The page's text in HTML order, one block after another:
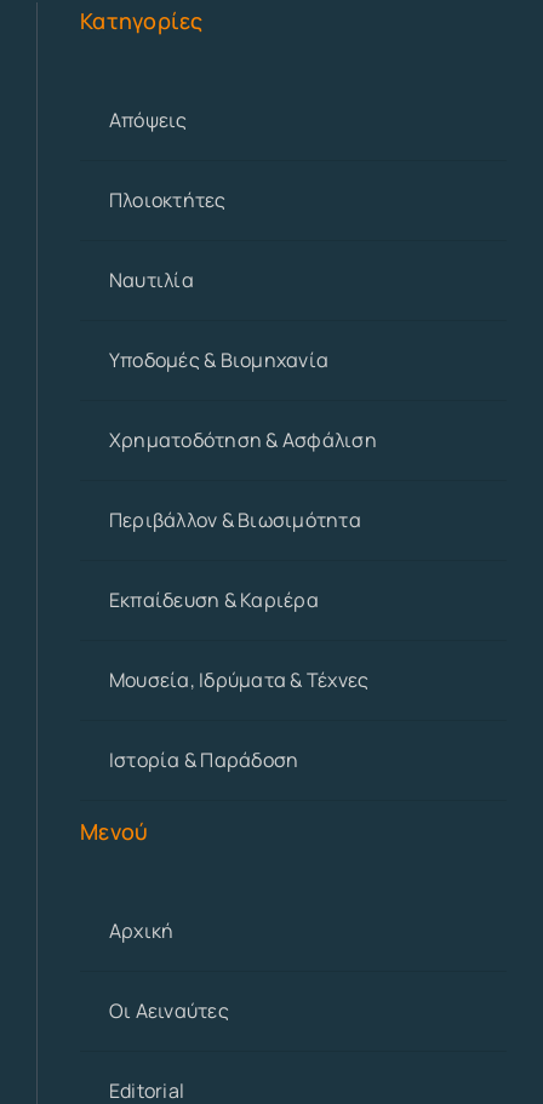
Κατηγορίες
Απόψεις
Πλοιοκτήτες
Ναυτιλία
Υποδομές & Βιομηχανία
Χρηματοδότηση & Ασφάλιση
Περιβάλλον & Βιωσιμότητα
Εκπαίδευση & Καριέρα
Μουσεία, Ιδρύματα & Τέχνες
Ιστορία & Παράδοση
Μενού
Αρχική
Οι Αειναύτες
Editorial